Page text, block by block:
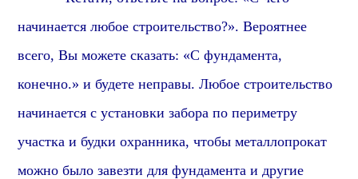
начинается любое строительство?». Вероятнее
всего, Вы можете сказать: «С фундамента,
конечно.» и будете неправы. Любое строительство
начинается с установки забора по периметру
участка и будки охранника, чтобы металлопрокат
можно было завезти для фундамента и другие